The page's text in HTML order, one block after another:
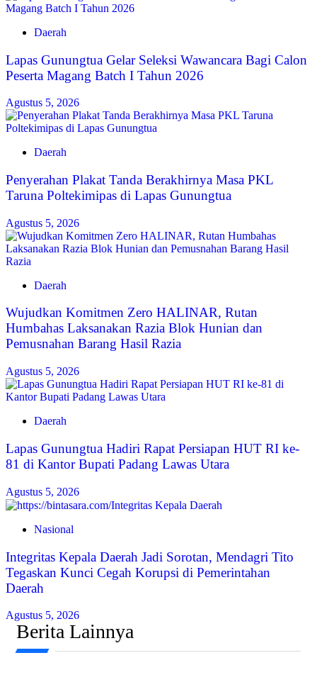
Daerah
Lapas Gunungtua Gelar Seleksi Wawancara Bagi Calon
Peserta Magang Batch I Tahun 2026
Agustus 5, 2026
Daerah
Penyerahan Plakat Tanda Berakhirnya Masa PKL
Taruna Poltekimipas di Lapas Gunungtua
Agustus 5, 2026
Daerah
Wujudkan Komitmen Zero HALINAR, Rutan
Humbahas Laksanakan Razia Blok Hunian dan
Pemusnahan Barang Hasil Razia
Agustus 5, 2026
Daerah
Lapas Gunungtua Hadiri Rapat Persiapan HUT RI ke-
81 di Kantor Bupati Padang Lawas Utara
Agustus 5, 2026
Nasional
Integritas Kepala Daerah Jadi Sorotan, Mendagri Tito
Tegaskan Kunci Cegah Korupsi di Pemerintahan
Daerah
Agustus 5, 2026
Berita Lainnya